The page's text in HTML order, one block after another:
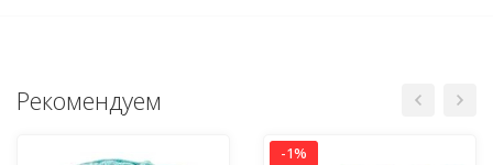
Рекомендуем
-1%